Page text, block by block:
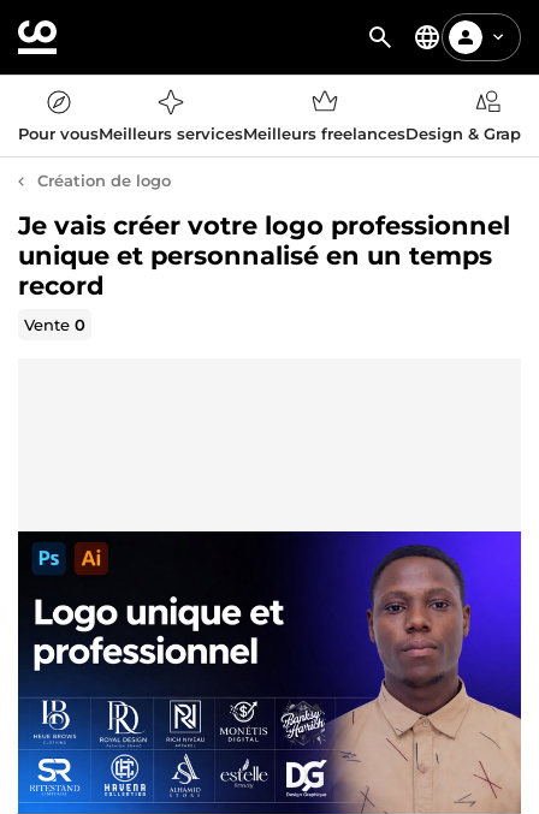
Pour vousMeilleurs servicesMeilleurs freelancesDesign &
Création de logo
Je vais créer votre logo professionnel
unique et personnalisé en un temps
record
Vente0